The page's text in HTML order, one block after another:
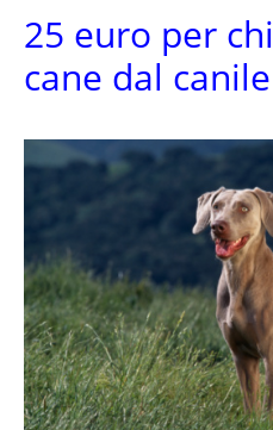
25 euro per
cane dal canile